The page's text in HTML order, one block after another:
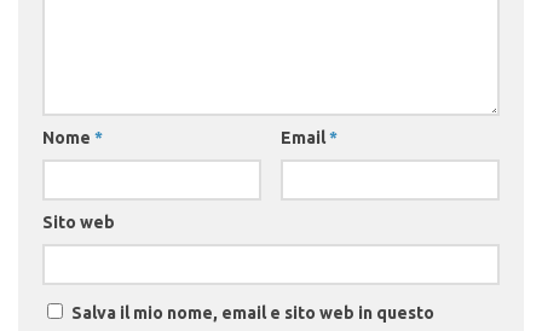
Nome * Email*
Sito web
Salva il mio nome, email e sito web in questo